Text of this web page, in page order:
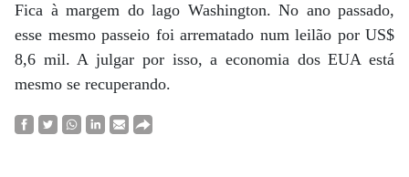
Fica à margem do lago Washington. No ano passado,
esse mesmo passeio foi arrematado num leilão por US$
8,6 mil. A julgar por isso, a economia dos EUA está
mesmo se recuperando.